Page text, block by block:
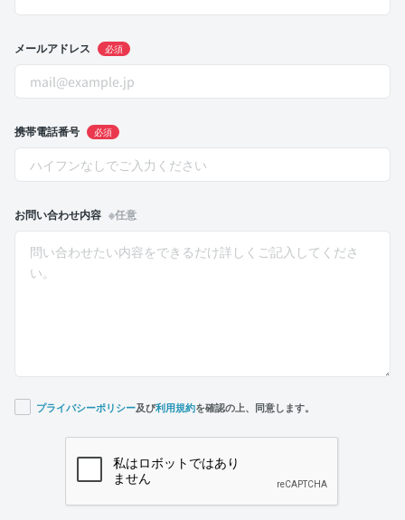
メールアドレス 必須
携帯電話番号 必須
お問い合わせ内容 ※任意
プライバシーポリシー及び利用規約を確認の上、同意します。